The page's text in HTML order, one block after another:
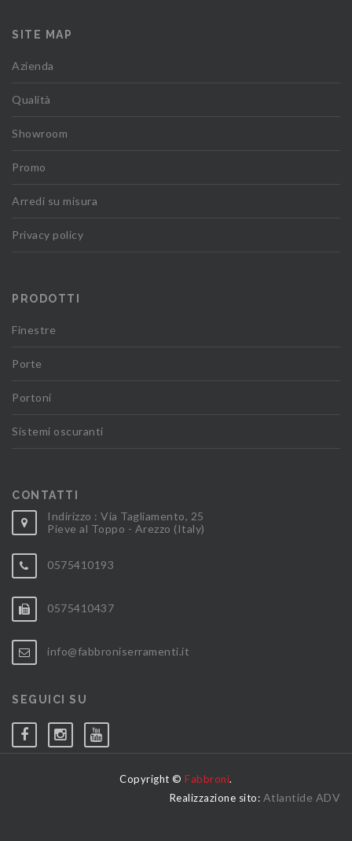
SITE MAP
Azienda
Qualità
Showroom
Promo
Arredi su misura
Privacy policy
PRODOTTI
Finestre
Porte
Portoni
Sistemi oscuranti
CONTATTI
Indirizzo : Via Tagliamento, 25
Pieve al Toppo - Arezzo (Italy)
0575410193
0575410437
info@fabbroniserramenti.it
SEGUICI SU
Copyright ©Fabbroni.
Realizzazione sito: Atlantide ADV